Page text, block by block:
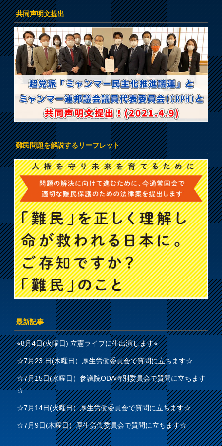
共同声明文提出
難民問題を解説するリーフレット
最新記事
⭐︎8月4日(火曜日) 立憲ライブに生出演します⭐︎
☆7月23 日(木曜日）厚生労働委員会で質問に立ちます☆
☆7月15日(水曜日）参議院ODA特別委員会で質問に立ちます
☆
☆7月14日(火曜日）厚生労働委員会で質問に立ちます☆
☆7月9日(木曜日）厚生労働委員会で質問に立ちます☆